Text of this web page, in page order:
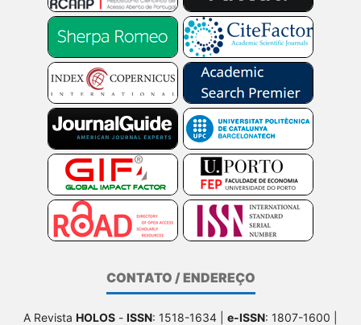
CONTATO / ENDEREÇO
A Revista HOLOS - ISSN: 1518-1634 | e-ISSN: 1807-1600 |